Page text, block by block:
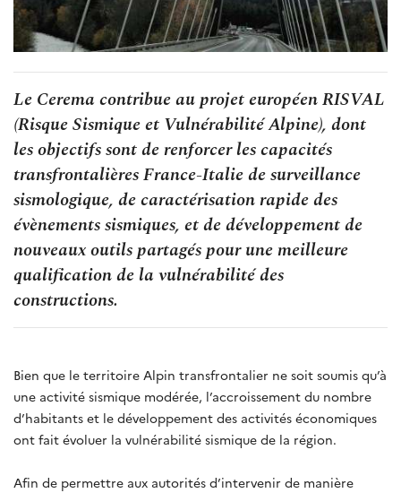
Le Cerema contribue au projet européen RISVAL
(Risque Sismique et Vulnérabilité Alpine), dont
les objectifs sont de renforcer les capacités
transfrontalières France-Italie de surveillance
sismologique, de caractérisation rapide des
évènements sismiques, et de développement de
nouveaux outils partagés pour une meilleure
qualification de la vulnérabilité des
constructions.
Bien que le territoire Alpin transfrontalier ne soit soumis qu’à
une activité sismique modérée, l’accroissement du nombre
d’habitants et le développement des activités économiques
ont fait évoluer la vulnérabilité sismique de la région.
Afin de permettre aux autorités d’intervenir de manière